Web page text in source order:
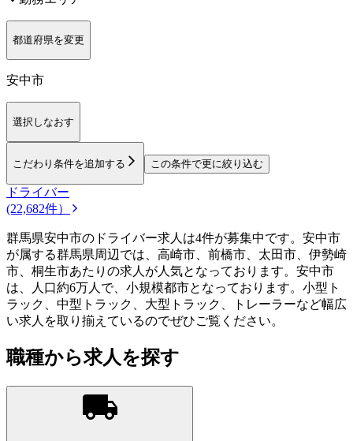
都道府県を変更
安中市
選択しなおす
こだわり条件を追加する この条件で更に絞り込む
ドライバー
(22,682件）
群馬県安中市のドライバー求人は4件が募集中です。安中市
が属する群馬県周辺では、高崎市、前橋市、太田市、伊勢崎
市、桐生市あたりの求人が人気となっております。安中市
は、人口約6万人で、小規模都市となっております。小型ト
ラック、中型トラック、大型トラック、トレーラーなど幅広
い求人を取り揃えているのでぜひご覧ください。
職種から求人を探す